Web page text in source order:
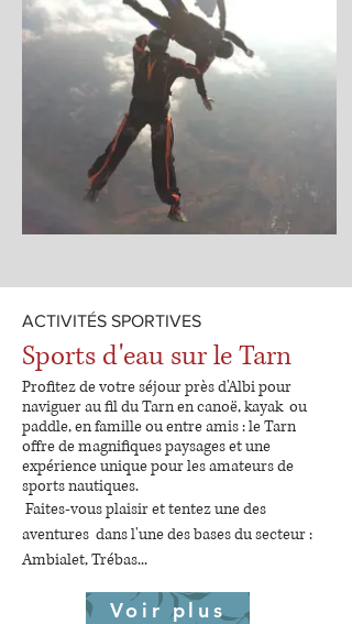
ACTIVITÉS SPORTIVES
Sports d'eau sur le Tarn
Profitez de votre séjour près d'Albi pour
naviguer au fil du Tarn en canoë, kayak ou
paddle, en famille ou entre amis : le Tarn
offre de magnifiques paysages et une
expérience unique pour les amateurs de
sports nautiques.
Faites-vous plaisir et tentez une des
aventures dans l'une des bases du secteur :
Ambialet, Trébas...
Voir plus